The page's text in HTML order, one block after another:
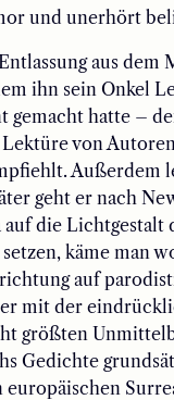
und unerhört
aus
ihn sein Onkel
gemacht hatte –
von
Außerdem
geht er nach
die Lichtgestalt
käme man
auf
mit der
größten
Gedichte
europäischen